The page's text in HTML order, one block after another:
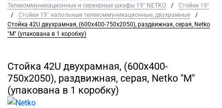
Телекоммуникационные и серверные шкафы 19" NETKO
/
Стойки 19"
/
Стойки 19" напольные телекоммуникационные, двухрамные
/
Стойка 42U двухрамная, (600x400-750x2050), раздвижная, серая, Netko
"М" (упакована в 1 коробку)
Стойка 42U двухрамная, (600x400-
750x2050), раздвижная, серая, Netko "М"
(упакована в 1 коробку)